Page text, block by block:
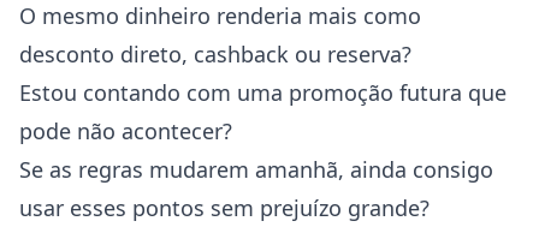
O mesmo dinheiro renderia mais como
desconto direto, cashback ou reserva?
Estou contando com uma promoção futura que
pode não acontecer?
Se as regras mudarem amanhã, ainda consigo
usar esses pontos sem prejuízo grande?